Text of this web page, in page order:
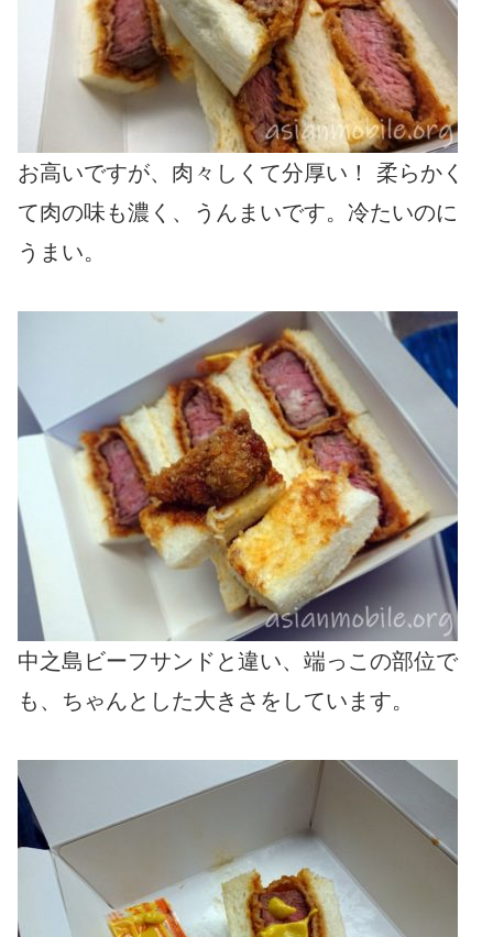
お高いですが、肉々しくて分厚い！ 柔らかく
て肉の味も濃く、うんまいです。冷たいのに
うまい。
中之島ビーフサンドと違い、端っこの部位で
も、ちゃんとした大きさをしています。